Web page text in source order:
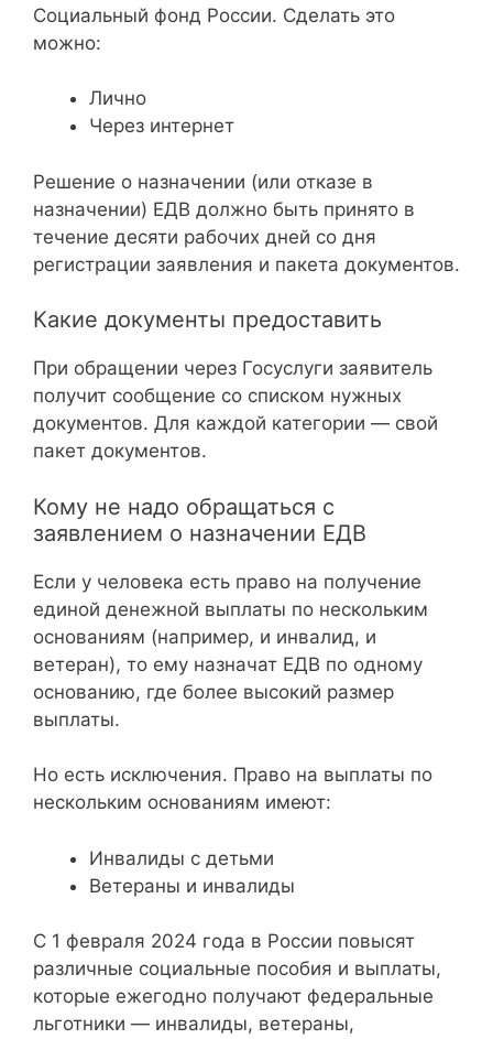
Социальный фонд России. Сделать это
можно:
Лично
Через интернет
Решение о назначении (или отказе в
назначении) ЕДВ должно быть принято в
течение десяти рабочих дней со дня
регистрации заявления и пакета документов.
Какие документы предоставить
При обращении через Госуслуги заявитель
получит сообщение со списком нужных
документов. Для каждой категории — свой
пакет документов.
Кому не надо обращаться с
заявлением о назначении ЕДВ
Если у человека есть право на получение
единой денежной выплаты по нескольким
основаниям (например, и инвалид, и
ветеран), то ему назначат ЕДВ по одному
основанию, где более высокий размер
выплаты.
Но есть исключения. Право на выплаты по
нескольким основаниям имеют:
Инвалиды с детьми
Ветераны и инвалиды
С 1 февраля 2024 года в России повысят
различные социальные пособия и выплаты,
которые ежегодно получают федеральные
льготники — инвалиды, ветераны,